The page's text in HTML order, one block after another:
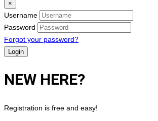
×
Username
Password
Forgot your password?
NEW HERE?
Registration is free and easy!